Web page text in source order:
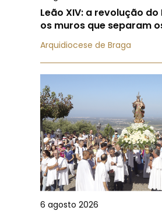
Leão XIV: a revolução
os muros que separam
Arquidiocese de Braga
6 agosto 2026